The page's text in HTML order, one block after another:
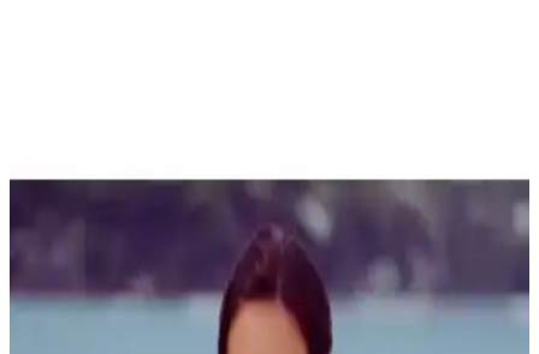
Çevre Dostu Plaj Havluları Karşılaştırması:
Sürdürülebilirlik ve Fonksiyonellik Analizi
İki sürdürülebilir plaj havlusu, kullanım alanları ve özellikleriyle
karşılaştırılıyor. Doğa dostu malzemeleri, kum tutma ve hızlı kuruma
özellikleriyle öne çıkan ürünler hakkında kapsamlı bilgi sunuyor.
Peştemal Seçiminde Dikkat Edilmesi Gerekenler: